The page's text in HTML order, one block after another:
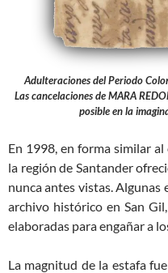
Adulteraciones del Periodo
Las cancelaciones de MARA
posible en la
En 1998, en forma similar
la región de Santander
nunca antes vistas. Algunas
archivo histórico en San
elaboradas para engañar a
La magnitud de la estafa